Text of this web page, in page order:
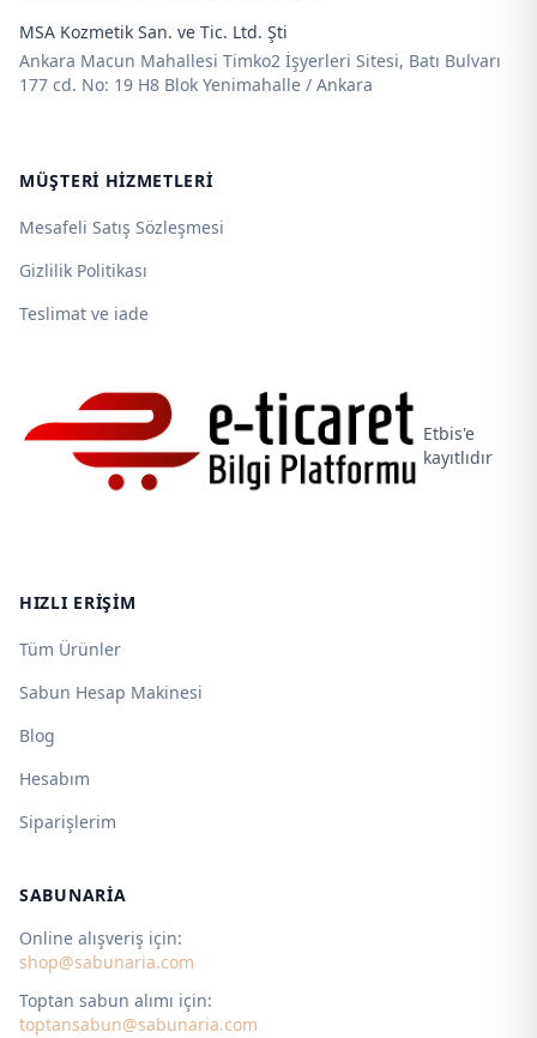
MSA Kozmetik San. ve Tic. Ltd. Şti
Ankara Macun Mahallesi Timko2 İşyerleri Sitesi, Batı Bulvarı
177 cd. No: 19 H8 Blok Yenimahalle / Ankara
MÜŞTERI HIZMETLERI
Mesafeli Satış Sözleşmesi
Gizlilik Politikası
Teslimat ve iade
Etbis'e
kayıtlıdır
HIZLI ERIŞIM
Tüm Ürünler
Sabun Hesap Makinesi
Blog
Hesabım
Siparişlerim
SABUNARIA
Online alışveriş için:
shop@sabunaria.com
Toptan sabun alımı için:
toptansabun@sabunaria.com